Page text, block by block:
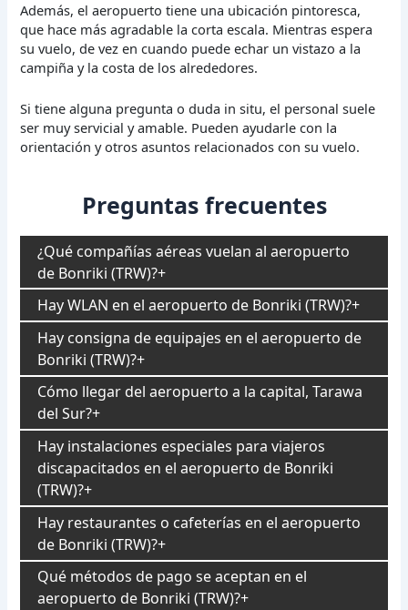
Además, el aeropuerto tiene una ubicación pintoresca,
que hace más agradable la corta escala. Mientras espera
su vuelo, de vez en cuando puede echar un vistazo a la
campiña y la costa de los alrededores.
Si tiene alguna pregunta o duda in situ, el personal suele
ser muy servicial y amable. Pueden ayudarle con la
orientación y otros asuntos relacionados con su vuelo.
Preguntas frecuentes
¿Qué compañías aéreas vuelan al aeropuerto
de Bonriki (TRW)?
Hay WLAN en el aeropuerto de Bonriki (TRW)?
Hay consigna de equipajes en el aeropuerto de
Bonriki (TRW)?
Cómo llegar del aeropuerto a la capital, Tarawa
del Sur?
Hay instalaciones especiales para viajeros
discapacitados en el aeropuerto de Bonriki
(TRW)?
Hay restaurantes o cafeterías en el aeropuerto
de Bonriki (TRW)?
Qué métodos de pago se aceptan en el
aeropuerto de Bonriki (TRW)?